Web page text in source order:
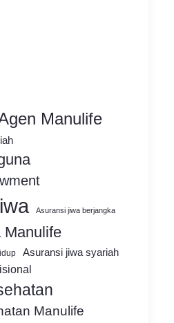
Manulife
Asuransi jiwa berjangka
Manulife
Asuransi jiwa syariah
Manulife